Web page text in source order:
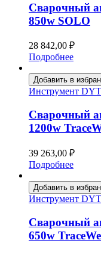
Сварочный
850w SOLO
28 842,00 ₽
Подробнее
Добавить в
Инструмент
Сварочный
1200w
39 263,00 ₽
Подробнее
Добавить в
Инструмент
Сварочный
650w